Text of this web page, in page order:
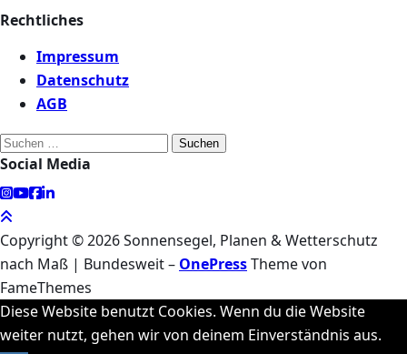
Rechtliches
Impressum
Datenschutz
AGB
Suchen
nach:
Social Media
Copyright © 2026 Sonnensegel, Planen & Wetterschutz
nach Maß | Bundesweit– OnePressTheme von
FameThemes
Diese Website benutzt Cookies. Wenn du die Website
weiter nutzt, gehen wir von deinem Einverständnis aus.